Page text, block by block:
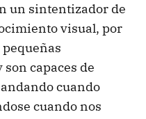
un sintentizador de
visual, por
capaces de
cuando
cuando nos